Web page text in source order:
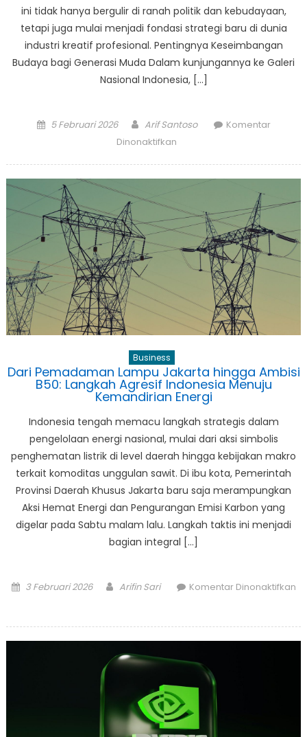
ini tidak hanya bergulir di ranah politik dan kebudayaan,
tetapi juga mulai menjadi fondasi strategi baru di dunia
industri kreatif profesional. Pentingnya Keseimbangan
Budaya bagi Generasi Muda Dalam kunjungannya ke Galeri
Nasional Indonesia, […]
Posted
5 Februari 2026 Author
Arif Santoso
Komentar
Dinonaktifkan
Pesan
Kebudayaan
Megawati
dan
Baru
Industri
Kreatif
Business
Dari Pemadaman Lampu Jakarta hingga Ambisi
B50: Langkah Agresif Indonesia Menuju
Kemandirian Energi
Indonesia tengah memacu langkah strategis dalam
pengelolaan energi nasional, mulai dari aksi simbolis
penghematan listrik di level daerah hingga kebijakan makro
terkait komoditas unggulan sawit. Di ibu kota, Pemerintah
Provinsi Daerah Khusus Jakarta baru saja merampungkan
Aksi Hemat Energi dan Pengurangan Emisi Karbon yang
digelar pada Sabtu malam lalu. Langkah taktis ini menjadi
bagian integral […]
Posted
3 Februari 2026 Author
Arifin Sari
Komentar Dinonaktifkan
Jakarta
hingga
Ambisi
B50:
Langkah